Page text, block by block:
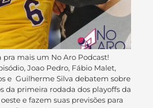
pra mais um No Aro Podcast!
Joao Pedro, Fábio Malet,
e Guilherme Silva debatem sobre
da primeira rodada dos playoffs da
e fazem suas previsões para